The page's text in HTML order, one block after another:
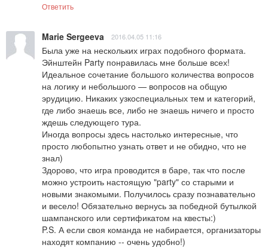
Ответить
Marie Sergeeva 2016.04.05 11:16
Была уже на нескольких играх подобного формата.
Эйнштейн Party понравилась мне больше всех!
Идеальное сочетание большого количества вопросов
на логику и небольшого — вопросов на общую
эрудицию. Никаких узкоспециальных тем и категорий,
где либо знаешь все, либо не знаешь ничего и просто
ждешь следующего тура.
Иногда вопросы здесь настолько интересные, что
просто любопытно узнать ответ и не обидно, что не
знал)
Здорово, что игра проводится в баре, так что после
можно устроить настоящую "party" со старыми и
новыми знакомыми. Получилось сразу познавательно
и весело! Обязательно вернусь за победной бутылкой
шампанского или сертификатом на квесты:)
P.S. А если своя команда не набирается, организаторы
находят компанию -- очень удобно!)